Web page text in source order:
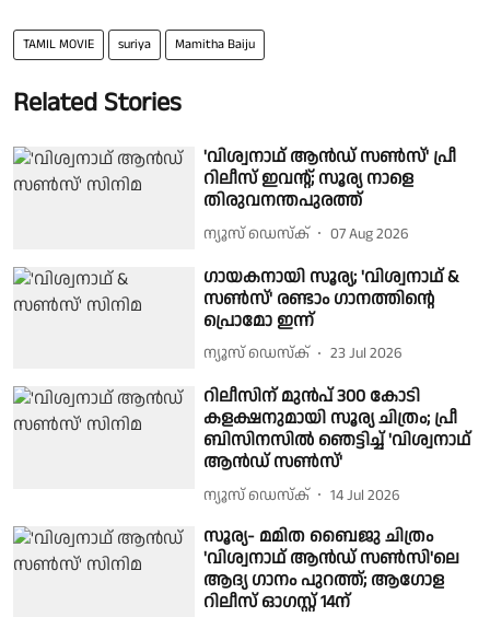
TAMIL MOVIE suriya Mamitha Baiju
Related Stories
'വിശ്വനാഥ് ആൻഡ് സൺസ്' പ്രീ
റിലീസ് ഇവന്റ്; സൂര്യ നാളെ
തിരുവനന്തപുരത്ത്
ന്യൂസ് ഡെസ്ക് 07 Aug 2026
ഗായകനായി സൂര്യ; 'വിശ്വനാഥ് &
സൺസ്' രണ്ടാം ഗാനത്തിന്റെ
പ്രൊമോ ഇന്ന്
ന്യൂസ് ഡെസ്ക് 23 Jul 2026
റിലീസിന് മുൻപ് 300 കോടി
കളക്ഷനുമായി സൂര്യ ചിത്രം; പ്രീ
ബിസിനസിൽ ഞെട്ടിച്ച് 'വിശ്വനാഥ്
ആൻഡ് സൺസ്'
ന്യൂസ് ഡെസ്ക് 14 Jul 2026
സൂര്യ- മമിത ബൈജു ചിത്രം
'വിശ്വനാഥ് ആൻഡ് സൺസി'ലെ
ആദ്യ ഗാനം പുറത്ത്; ആഗോള
റിലീസ് ഓഗസ്റ്റ് 14ന്